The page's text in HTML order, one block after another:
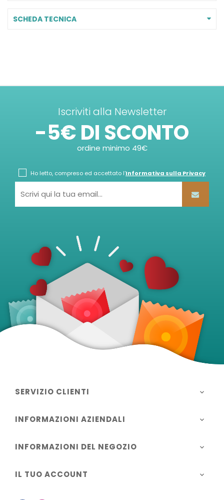
SCHEDA TECNICA
Iscriviti alla Newsletter
-5€ DI SCONTO
ordine minimo 49€
Ho letto, compreso ed accettato l'Informativa sulla Privacy
SERVIZIO CLIENTI 
INFORMAZIONI AZIENDALI 
INFORMAZIONI DEL NEGOZIO 
IL TUO ACCOUNT 